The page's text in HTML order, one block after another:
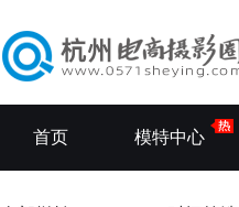
首页 模特中心